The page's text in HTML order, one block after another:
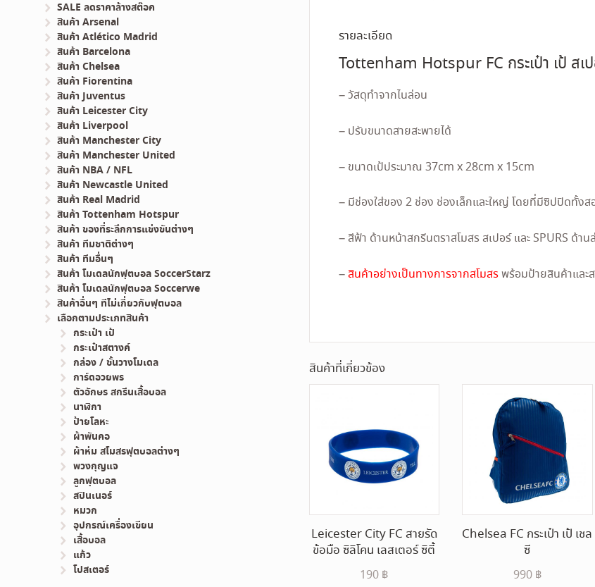
รายละเอียด
Tottenham Hotspur FC กระเป๋า เป้ ส
– วัสดุทำจากไนล่อน
– ปรับขนาดสายสะพายได้
– ขนาดเป้ประมาณ 37cm x 28cm x 15cm
– มีช่องใส่ของ 2 ช่อง ช่องเล็กและใหญ่ โดยที่มีซิปปิดทั้งส
– สีฟ้า ด้านหน้าสกรีนตราสโมสร สเปอร์ และ SPURS ด้าน
–สินค้าอย่างเป็นทางการจากสโมสรพร้อมป้ายสินค้าและ
สินค้าที่เกี่ยวข้อง
Leicester City FC สายรัด
ข้อมือ ซิลิโคน เลสเตอร์ ซิตี้
190 ฿
Chelsea FC กระเป๋า เป้ เชล
ซี
990 ฿
SALE ลดราคาล้างสต๊อค
สินค้า Arsenal
สินค้า Atlético Madrid
สินค้า Barcelona
สินค้า Chelsea
สินค้า Fiorentina
สินค้า Juventus
สินค้า Leicester City
สินค้า Liverpool
สินค้า Manchester City
สินค้า Manchester United
สินค้า NBA / NFL
สินค้า Newcastle United
สินค้า Real Madrid
สินค้า Tottenham Hotspur
สินค้า ของที่ระลึกการแข่งขันต่างๆ
สินค้า ทีมชาติต่างๆ
สินค้า ทีมอื่นๆ
สินค้า โมเดลนักฟุตบอล SoccerStarz
สินค้า โมเดลนักฟุตบอล Soccerwe
สินค้าอื่นๆ ทีไม่เกี่ยวกับฟุตบอล
เลือกตามประเภทสินค้า
กระเป๋า เป้
กระเป๋าสตางค์
กล่อง / ชั้นวางโมเดล
การ์ดอวยพร
ตัวอักษร สกรีนเสื้อบอล
นาฬิกา
ป้ายโลหะ
ผ้าพันคอ
ผ้าห่ม สโมสรฟุตบอลต่างๆ
พวงกุญแจ
ลูกฟุตบอล
สปินเนอร์
หมวก
อุปกรณ์เครื่องเขียน
เสื้อบอล
แก้ว
โปสเตอร์